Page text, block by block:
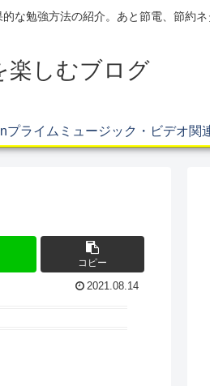
な勉強方法の紹介。あと節電、節約ネ
楽しむブログ
プライムミュージック・ビデオ関
コピー
2021.08.14